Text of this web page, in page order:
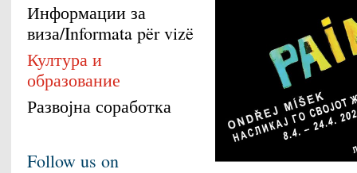
Информации за
виза/Informata për vizë
Култура и
образование
Развојна соработка
Follow us on